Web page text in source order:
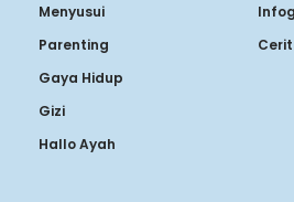
Menyusui
Parenting
Gaya Hidup
Gizi
Hallo Ayah